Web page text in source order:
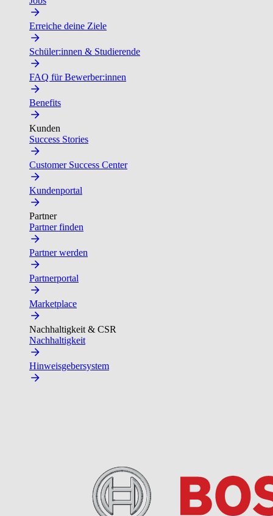
Erreiche deine Ziele
Schüler:innen & Studierende
FAQ für Bewerber:innen
Benefits
Kunden
Success Stories
Customer Success Center
Kundenportal
Partner
Partner finden
Partner werden
Partnerportal
Marketplace
Nachhaltigkeit & CSR
Nachhaltigkeit
Hinweisgebersystem